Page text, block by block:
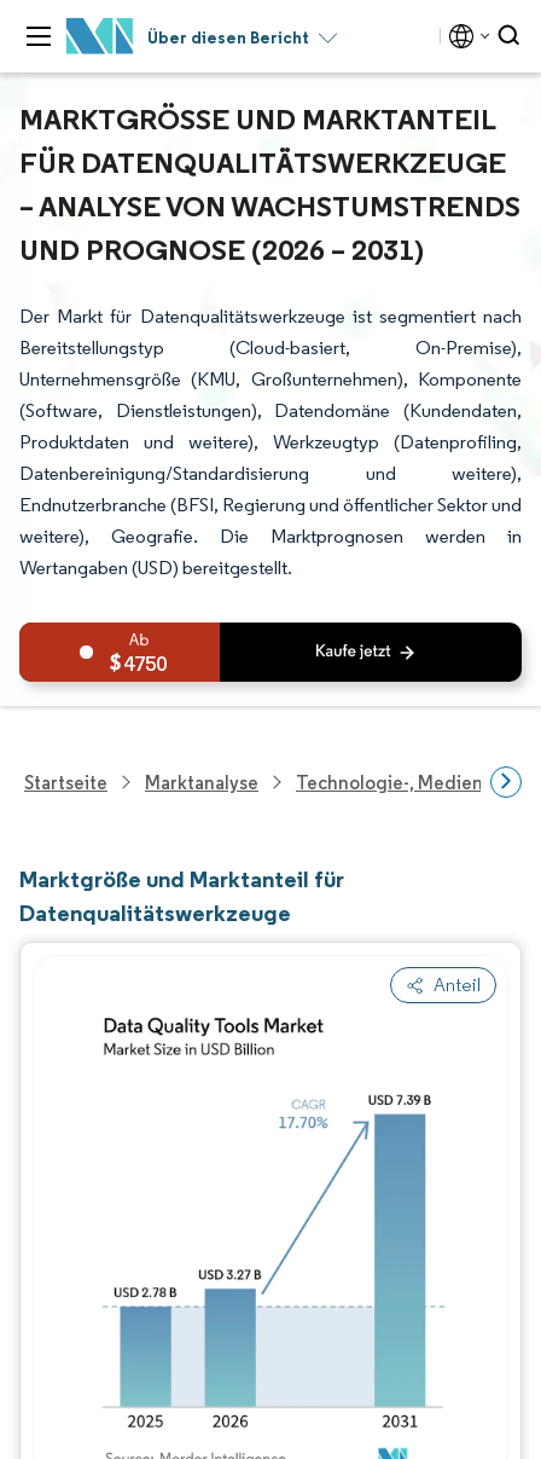
Über diesen Bericht
MARKTGRÖSSE UND MARKTANTEIL F
ÜR DATENQUALITÄTSWERKZEUGE –
ANALYSE VON WACHSTUMSTRENDS U
ND PROGNOSE (2026 – 2031)
Der Markt für Datenqualitätswerkzeuge ist segmentiert nach
Bereitstellungstyp (Cloud-basiert, On-Premise),
Unternehmensgröße (KMU, Großunternehmen), Komponente
(Software, Dienstleistungen), Datendomäne (Kundendaten,
Produktdaten und weitere), Werkzeugtyp (Datenprofiling,
Datenbereinigung/Standardisierung und weitere),
Endnutzerbranche (BFSI, Regierung und öffentlicher Sektor und
weitere), Geografie. Die Marktprognosen werden in
Wertangaben (USD) bereitgestellt.
4750
Startseite Marktanalyse Technologie-, Medien- Und
Marktgröße und Marktanteil für
Datenqualitätswerkzeuge
Anteil
Bild © Mordor Intelligence.